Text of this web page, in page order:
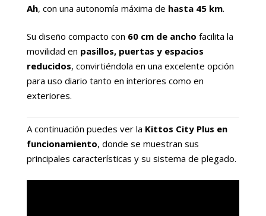
Ah, con una autonomía máxima de hasta 45 km.
Su diseño compacto con 60 cm de ancho facilita la
movilidad en pasillos, puertas y espacios
reducidos, convirtiéndola en una excelente opción
para uso diario tanto en interiores como en
exteriores.
A continuación puedes ver la Kittos City Plus en
funcionamiento, donde se muestran sus
principales características y su sistema de plegado.